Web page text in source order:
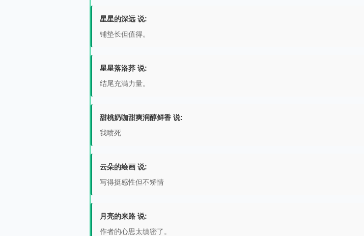
星星的深远 说:
铺垫长但值得。
星星落洛荞 说:
结尾充满力量。
甜桃奶咖甜爽润醇鲜香 说:
我喷死
云朵的绘画 说:
写得挺感性但不矫情
月亮的来路 说:
作者的心思太缜密了。